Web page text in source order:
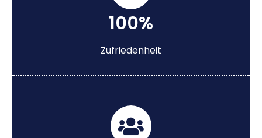
100%
Zufriedenheit